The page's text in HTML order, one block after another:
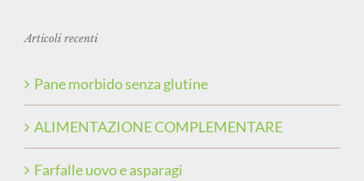
Articoli recenti
Pane morbido senza glutine
ALIMENTAZIONE COMPLEMENTARE
Farfalle uovo e asparagi